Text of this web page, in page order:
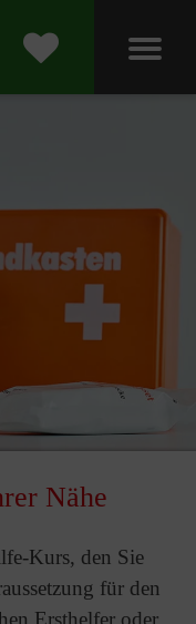
Nähe
Kurs, den Sie
für den